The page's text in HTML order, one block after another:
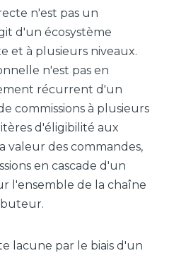
n'est pas un
d'un écosystème
et à plusieurs niveaux.
n'est pas en
récurrent d'un
commissions à plusieurs
d'éligibilité aux
valeur des commandes,
en cascade d'un
l'ensemble de la chaîne
lacune par le biais d'un